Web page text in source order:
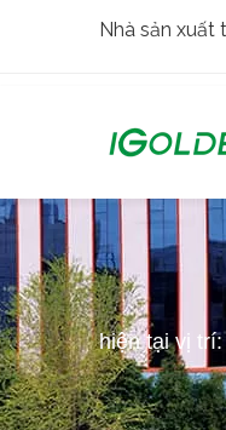
Nhà sản xuất
hiện tại vị trí: